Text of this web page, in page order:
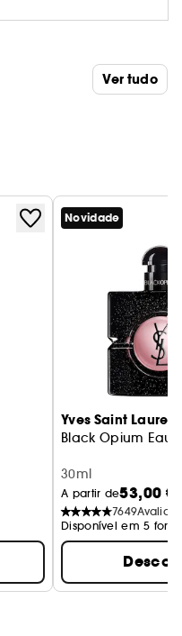
Ver tudo
Novidade
Yves Saint Laurent
Black Opium Eau
30ml
A partir de53,00 €
7649
Disponível em 5